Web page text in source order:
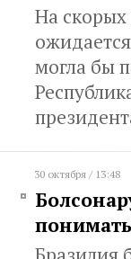
На
могла бы
30 октября / 13:48